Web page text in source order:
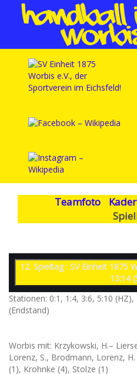
Teamfoto Kader
12. Spieltag : SV Einheit 1875
13:14
Stationen: 0:1, 1:4, 3:6, 5:10
(Endstand)
Worbis mit: Krzykowski, H.–
Lorenz, S., Brodmann, Lorenz,
(1), Krohnke (4), Stolze (1)